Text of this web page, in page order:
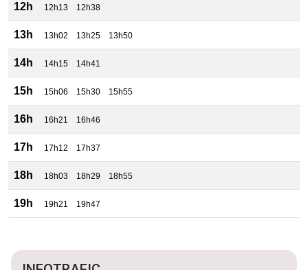
12h 12h13 12h38
13h 13h02 13h25 13h50
14h 14h15 14h41
15h 15h06 15h30 15h55
16h 16h21 16h46
17h 17h12 17h37
18h 18h03 18h29 18h55
19h 19h21 19h47